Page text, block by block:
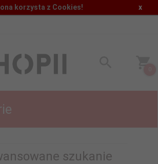
korzysta z Cookies! x
szukanie